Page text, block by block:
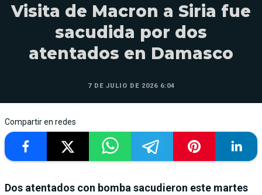
Visita de Macron a Siria fue
sacudida por dos
atentados en Damasco
7 DE JULIO DE 2026 6:04
Compartir en redes
Dos atentados con bomba sacudieron este martes